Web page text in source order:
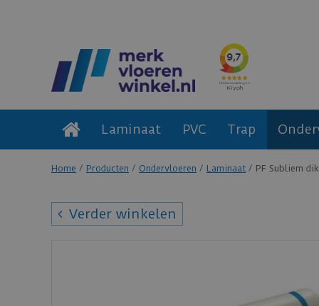
Home Producten Ondervloeren Laminaat PF Subliem
Laminaat PVC Trap
Verder winkelen